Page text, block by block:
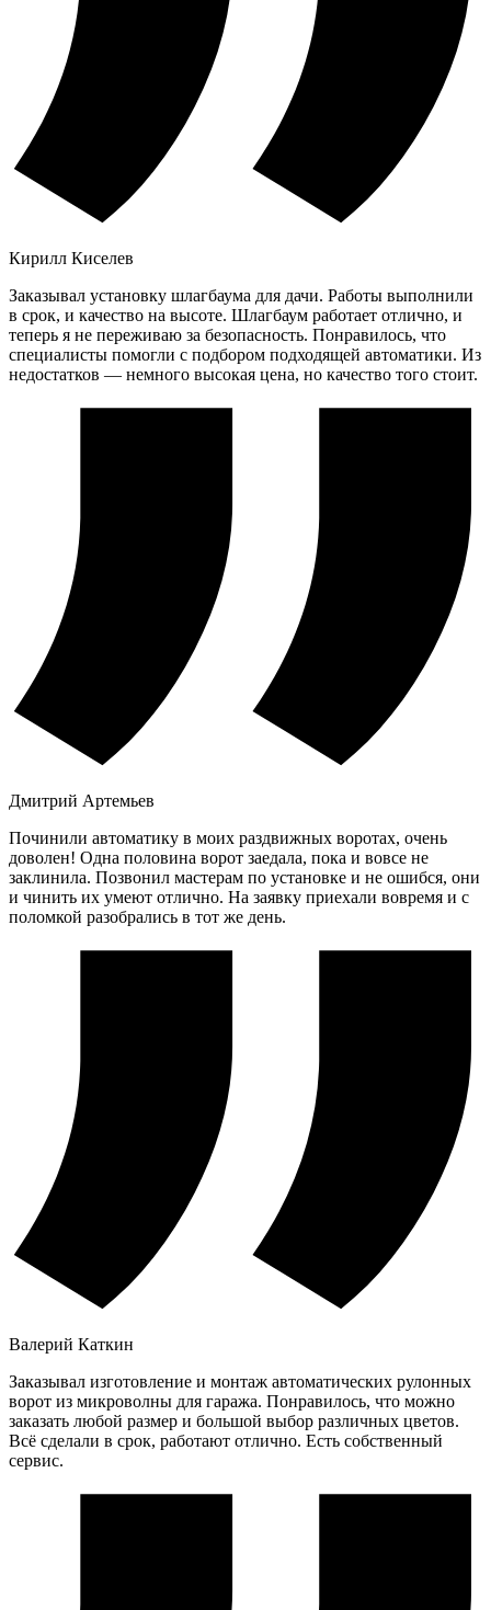
Кирилл Киселев
Заказывал установку шлагбаума для дачи. Работы выполнили
в срок, и качество на высоте. Шлагбаум работает отлично, и
теперь я не переживаю за безопасность. Понравилось, что
специалисты помогли с подбором подходящей автоматики. Из
недостатков — немного высокая цена, но качество того стоит.
Дмитрий Артемьев
Починили автоматику в моих раздвижных воротах, очень
доволен! Одна половина ворот заедала, пока и вовсе не
заклинила. Позвонил мастерам по установке и не ошибся, они
и чинить их умеют отлично. На заявку приехали вовремя и с
поломкой разобрались в тот же день.
Валерий Каткин
Заказывал изготовление и монтаж автоматических рулонных
ворот из микроволны для гаража. Понравилось, что можно
заказать любой размер и большой выбор различных цветов.
Всё сделали в срок, работают отлично. Есть собственный
сервис.